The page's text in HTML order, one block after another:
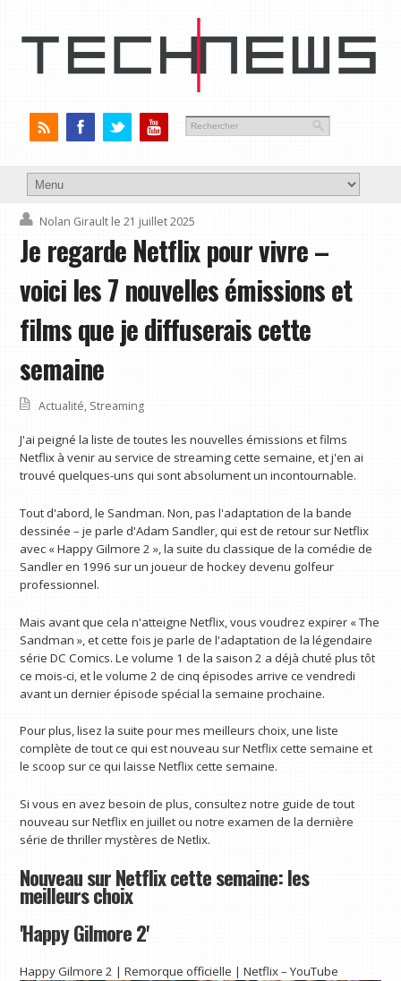
Nolan Girault le 21 juillet 2025
Je regarde Netflix pour vivre –
voici les 7 nouvelles émissions et
films que je diffuserais cette
semaine
Actualité, Streaming
J'ai peigné la liste de toutes les nouvelles émissions et films
Netflix à venir au service de streaming cette semaine, et j'en ai
trouvé quelques-uns qui sont absolument un incontournable.
Tout d'abord, le Sandman. Non, pas l'adaptation de la bande
dessinée – je parle d'Adam Sandler, qui est de retour sur Netflix
avec « Happy Gilmore 2 », la suite du classique de la comédie de
Sandler en 1996 sur un joueur de hockey devenu golfeur
professionnel.
Mais avant que cela n'atteigne Netflix, vous voudrez expirer « The
Sandman », et cette fois je parle de l'adaptation de la légendaire
série DC Comics. Le volume 1 de la saison 2 a déjà chuté plus tôt
ce mois-ci, et le volume 2 de cinq épisodes arrive ce vendredi
avant un dernier épisode spécial la semaine prochaine.
Pour plus, lisez la suite pour mes meilleurs choix, une liste
complète de tout ce qui est nouveau sur Netflix cette semaine et
le scoop sur ce qui laisse Netflix cette semaine.
Si vous en avez besoin de plus, consultez notre guide de tout
nouveau sur Netflix en juillet ou notre examen de la dernière
série de thriller mystères de Netlix.
Nouveau sur Netflix cette semaine: les
meilleurs choix
'Happy Gilmore 2'
Happy Gilmore 2 | Remorque officielle | Netflix – YouTube